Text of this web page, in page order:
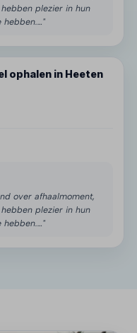
plezier in hun
hebben.…"
ophalen in Heeten
over afhaalmoment,
plezier in hun
hebben.…"